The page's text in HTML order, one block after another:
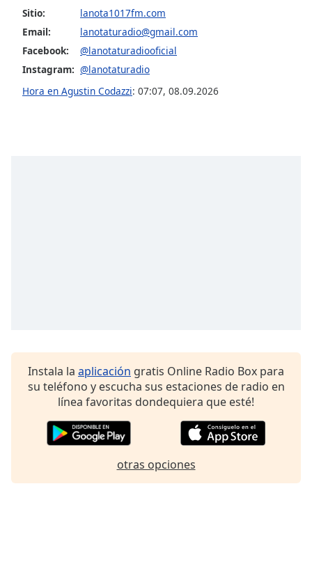
Opacity
Caption
Area
dialog
Sitio:
lanota1017fm.com
Email:
lanotaturadio@gmail.com
Facebook:
@lanotaturadiooficial
Instagram: @lanotaturadio
Hora en Agustin Codazzi: 07:07, 08.09.2026
Instala la aplicación gratis Online Radio Box para
su teléfono y escucha sus estaciones de radio en
línea favoritas dondequiera que esté!
otras opciones